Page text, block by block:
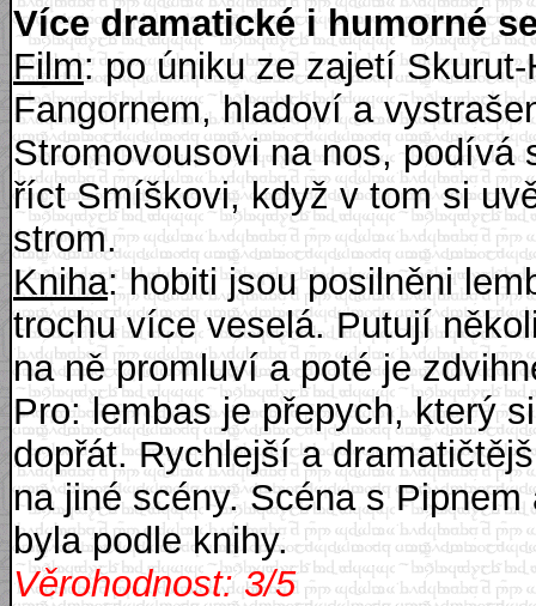
Více dramatické i humorné
Film: po úniku ze zajetí
Fangornem, hladoví a
Stromovousovi na nos, podívá
říct Smíškovi, když v tom si
strom.
Kniha: hobiti jsou posilněni
trochu více veselá. Putují
na ně promluví a poté je
Pro: lembas je přepych, který
dopřát. Rychlejší a
na jiné scény. Scéna s
byla podle knihy.
Věrohodnost: 3/5